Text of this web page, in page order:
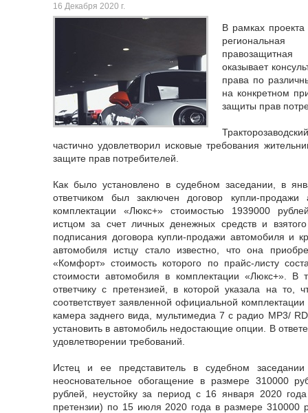
16 Декабря 2020 г.
В рамках проекта
правозащитная
оказывает
права по
на конкретном
защиты прав
частично удовлетворил исковые требования
защите прав потребителей.
Как было установлено в судебном заседании, в
ответчиком был заключен договор купли-
комплектации «Люкс+» стоимостью 1939000
истцом за счет личных денежных средств и
подписания договора купли-продажи автомобиля и
автомобиля истцу стало известно, что она
«Комфорт» стоимость которого по прайс-листу
стоимости автомобиля в комплектации «Люкс+». В
ответчику с претензией, в которой указала на то,
соответствует заявленной официальной
камера заднего вида, мультимедиа 7 с радио MP3/
установить в автомобиль недостающие опции. В
удовлетворении требований.
Истец и ее представитель в судебном заседании
неосновательное обогащение в размере 310000
рублей, неустойку за период с 16 января 2020
претензии) по 15 июля 2020 года в размере 310000